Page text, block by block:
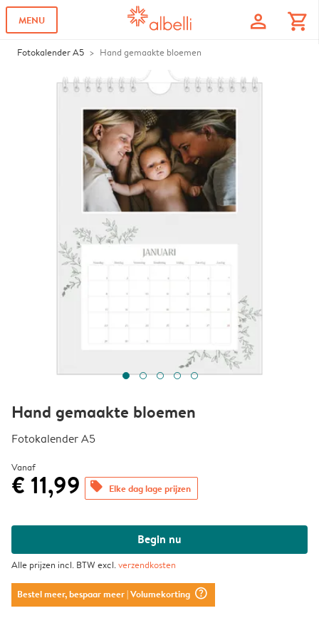
MENU profile shopping_cart
Fotokalender A5 Hand gemaakte bloemen
Hand gemaakte bloemen
Fotokalender A5
Vanaf
€ 11,99 offers Elke dag lage prijzen
Begin nu
Alle prijzen incl. BTW excl.verzendkosten
Bestel meer, bespaar meer| Volumekorting question_mark_circle